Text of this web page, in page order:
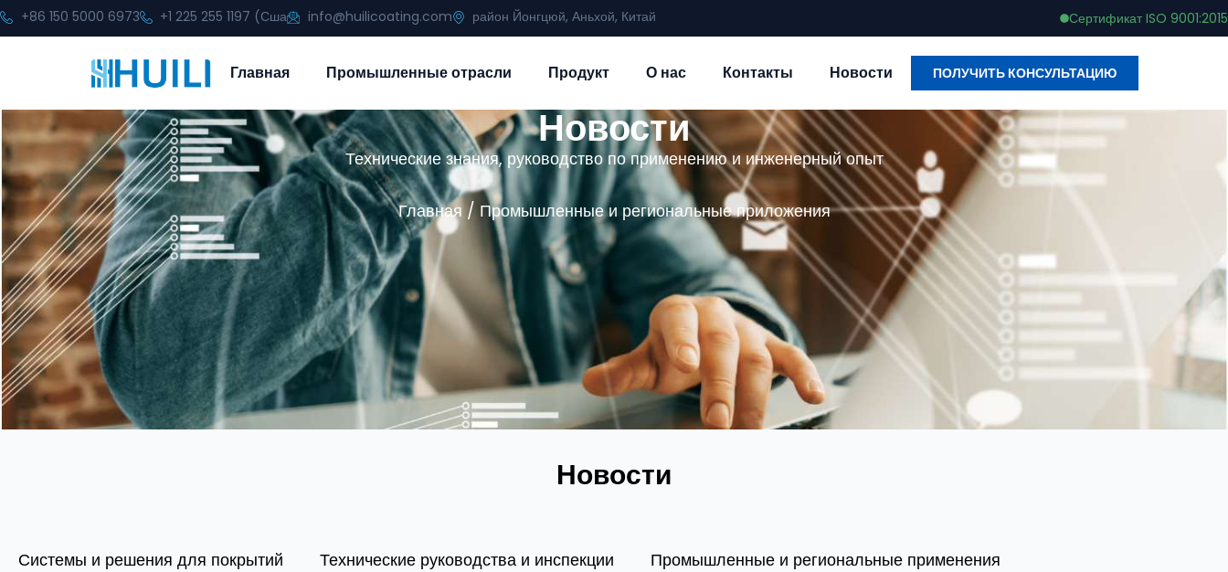
+86 150 5000 6973 +1 225 255 1197 (Сша info@huilicoating.com район Йонгцюй, Аньхой, Китай Сертификат ISO 9001:2015
Главная Промышленные отрасли Продукт О нас Контакты Новости ПОЛУЧИТЬ КОНСУЛЬТАЦИЮ
Новости
Технические знания, руководство по применению и инженерный опыт
Главная / Промышленные и региональные приложения
Новости
Системы и решения для покрытий Технические руководства и инспекции
Промышленные и региональные применения